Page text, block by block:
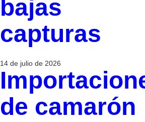
bajas
capturas
14 de julio de 2026
de camarón